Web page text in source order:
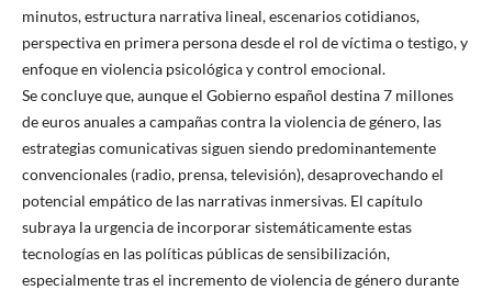
minutos, estructura narrativa lineal, escenarios cotidianos,
perspectiva en primera persona desde el rol de víctima o testigo, y
enfoque en violencia psicológica y control emocional.
Se concluye que, aunque el Gobierno español destina 7 millones
de euros anuales a campañas contra la violencia de género, las
estrategias comunicativas siguen siendo predominantemente
convencionales (radio, prensa, televisión), desaprovechando el
potencial empático de las narrativas inmersivas. El capítulo
subraya la urgencia de incorporar sistemáticamente estas
tecnologías en las políticas públicas de sensibilización,
especialmente tras el incremento de violencia de género durante